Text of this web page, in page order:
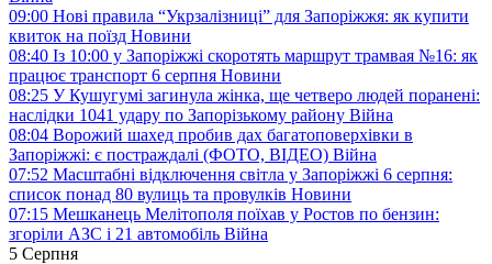
09:00 Нові правила “Укрзалізниці” для Запоріжжя: як купити
квиток на поїзд Новини
08:40 Із 10:00 у Запоріжжі скоротять маршрут трамвая №16: як
працює транспорт 6 серпня Новини
08:25 У Кушугумі загинула жінка, ще четверо людей поранені:
наслідки 1041 удару по Запорізькому району Війна
08:04 Ворожий шахед пробив дах багатоповерхівки в
Запоріжжі: є постраждалі (ФОТО, ВІДЕО) Війна
07:52 Масштабні відключення світла у Запоріжжі 6 серпня:
список понад 80 вулиць та провулків Новини
07:15 Мешканець Мелітополя поїхав у Ростов по бензин:
згоріли АЗС і 21 автомобіль Війна
5 Серпня